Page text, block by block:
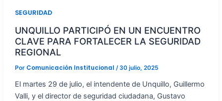
SEGURIDAD
UNQUILLO PARTICIPÓ EN UN ENCUENTRO
CLAVE PARA FORTALECER LA SEGURIDAD
REGIONAL
Por Comunicación Institucional /30 julio, 2025
El martes 29 de julio, el intendente de Unquillo, Guillermo
Valli, y el director de seguridad ciudadana, Gustavo